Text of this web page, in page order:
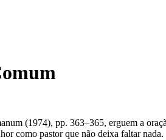
(1974), pp. 363–365, erguem a
como pastor que não deixa faltar nada.